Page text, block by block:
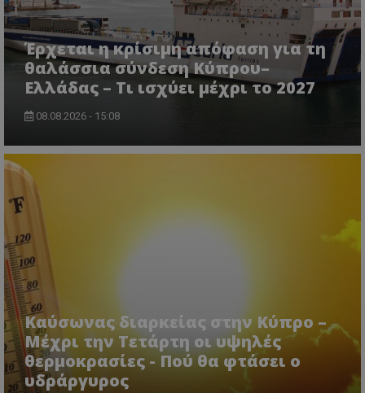
Έρχεται η κρίσιμη απόφαση για τη
θαλάσσια σύνδεση Κύπρου–
Ελλάδας – Τι ισχύει μέχρι το 2027
08.08.2026 - 15:08
Καύσωνας διαρκείας στην Κύπρο –
Μέχρι την Τετάρτη οι υψηλές
θερμοκρασίες - Πού θα φτάσει ο
υδράργυρος